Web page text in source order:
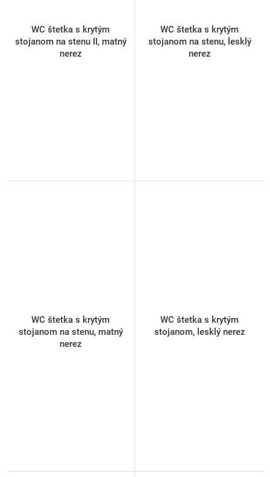
WC štetka s krytým
stojanom na stenu II, matný
nerez
WC štetka s krytým
stojanom na stenu, lesklý
nerez
WC štetka s krytým
stojanom na stenu, matný
nerez
WC štetka s krytým
stojanom, lesklý nerez